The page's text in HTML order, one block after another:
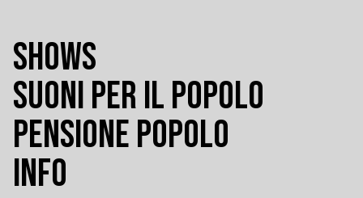
SHOWS
SUONI PER IL POPOLO
PENSIONE POPOLO
INFO